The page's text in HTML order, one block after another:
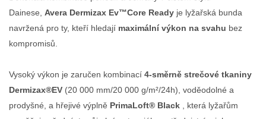
Dainese, Avera Dermizax Ev™Core Ready je lyžařská bunda
navržená pro ty, kteří hledají maximální výkon na svahu bez
kompromisů.
Vysoký výkon je zaručen kombinací 4-směrně strečové tkaniny
Dermizax®EV (20 000 mm/20 000 g/m²/24h), voděodolné a
prodyšné, a hřejivé výplně PrimaLoft® Black , která lyžařům